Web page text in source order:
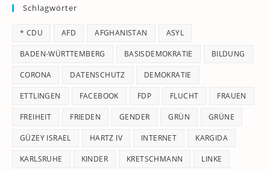
Schlagwörter
* CDU AFD AFGHANISTAN ASYL
BADEN-WÜRTTEMBERG BASISDEMOKRATIE BILDUNG
CORONA DATENSCHUTZ DEMOKRATIE
ETTLINGEN FACEBOOK FDP FLUCHT FRAUEN
FREIHEIT FRIEDEN GENDER GRÜN GRÜNE
GÜZEY ISRAEL HARTZ IV INTERNET KARGIDA
KARLSRUHE KINDER KRETSCHMANN LINKE